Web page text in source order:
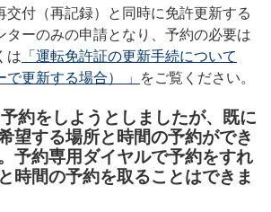
交付（再記録）と同時に免許更新する
ターのみの申請となり、予約の必要は
は 「運転免許証の更新手続について
で更新する場合） 」 をご覧ください。
約をしようとしましたが、既に
望する場所と時間の予約ができ
予約専用ダイヤルで予約をすれ
時間の予約を取ることはできま